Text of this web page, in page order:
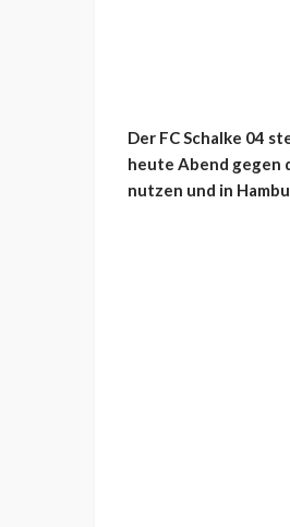
Der FC Schalke 04
heute Abend gegen
nutzen und in